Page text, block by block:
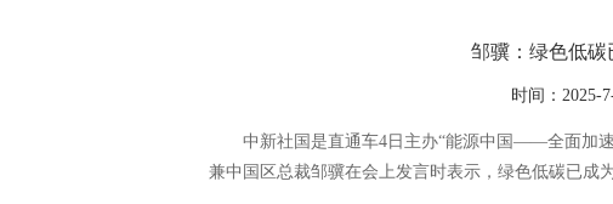
邹骥：绿色低
时间：2025-
中新社国是直通车4日主办“能源中国——全面加速
兼中国区总裁邹骥在会上发言时表示，绿色低碳已成